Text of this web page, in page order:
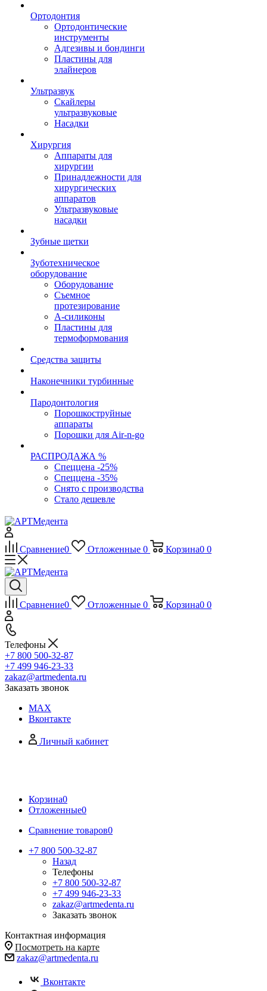
Ортодонтия
Ортодонтические
инструменты
Адгезивы и бондинги
Пластины для
элайнеров
Ультразвук
Скайлеры
ультразвуковые
Насадки
Хирургия
Аппараты для
хирургии
Принадлежности для
хирургических
аппаратов
Ультразвуковые
насадки
Зубные щетки
Зуботехническое
оборудование
Оборудование
Съемное
протезирование
А-силиконы
Пластины для
термоформования
Средства защиты
Наконечники турбинные
Пародонтология
Порошкоструйные
аппараты
Порошки для Air-n-go
РАСПРОДАЖА %
Спеццена -25%
Спеццена -35%
Снято с производства
Стало дешевле
Сравнение0 Отложенные 0 Корзина0 0
Сравнение0 Отложенные 0 Корзина0 0
Телефоны
+7 800 500-32-87
+7 499 946-23-33
zakaz@artmedenta.ru
Заказать звонок
MAX
Вконтакте
Личный кабинет
Корзина0
Отложенные0
Сравнение товаров0
+7 800 500-32-87
Назад
Телефоны
+7 800 500-32-87
+7 499 946-23-33
zakaz@artmedenta.ru
Заказать звонок
Контактная информация
Посмотреть на карте
zakaz@artmedenta.ru
Вконтакте